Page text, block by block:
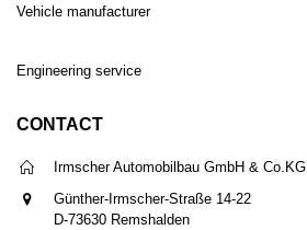
Vehicle manufacturer
Engineering service
CONTACT
Irmscher Automobilbau GmbH & Co.KG
Günther-Irmscher-Straße 14-22
D-73630 Remshalden